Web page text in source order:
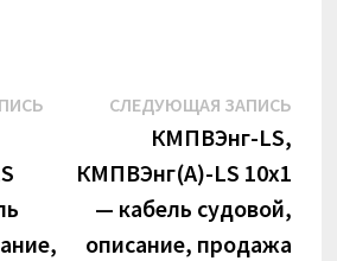
ПредыдущаяСЛЕДУЮЩАЯ ЗАПИСЬ
КМПВЭнг-LS,
КМПВЭнг(А)-LS 10х1
— кабель судовой,
описание, продажа